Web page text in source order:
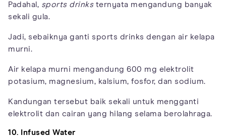
Padahal, sports drinksternyata mengandung banyak
sekali gula.
Jadi, sebaiknya ganti sports drinks dengan air kelapa
murni.
Air kelapa murni mengandung 600 mg elektrolit
potasium, magnesium, kalsium, fosfor, dan sodium.
Kandungan tersebut baik sekali untuk mengganti
elektrolit dan cairan yang hilang selama berolahraga.
10. Infused Water